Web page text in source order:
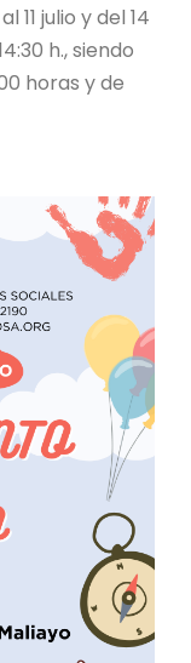
julio y del 14
h., siendo
horas y de